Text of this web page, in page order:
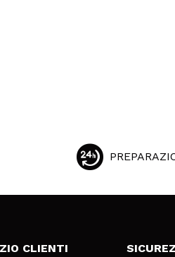
CLIENTI